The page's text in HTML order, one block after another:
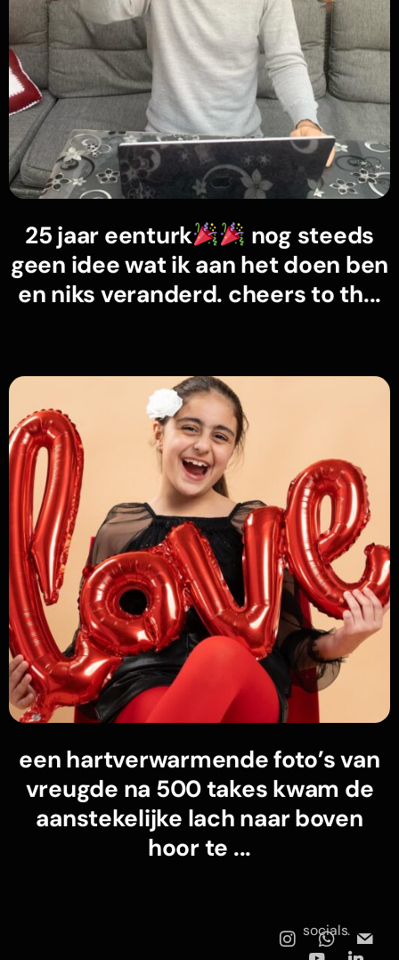
25 jaar eenturk
nog steeds
geen idee wat ik aan het doen ben
en niks veranderd. cheers to th...
een hartverwarmende foto’s van
vreugde na 500 takes kwam de
aanstekelijke lach naar boven
hoor te ...
socials.